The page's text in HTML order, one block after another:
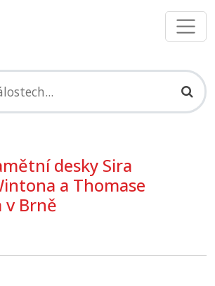
desky Sira
a Thomase
v Brně